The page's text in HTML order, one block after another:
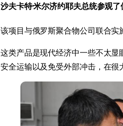
沙夫卡特·米尔济约耶夫总统参观
该项目与俄罗斯聚合物公司联合实
这类产品是现代经济中一些不太
安全运输以及免受外部冲击，在很